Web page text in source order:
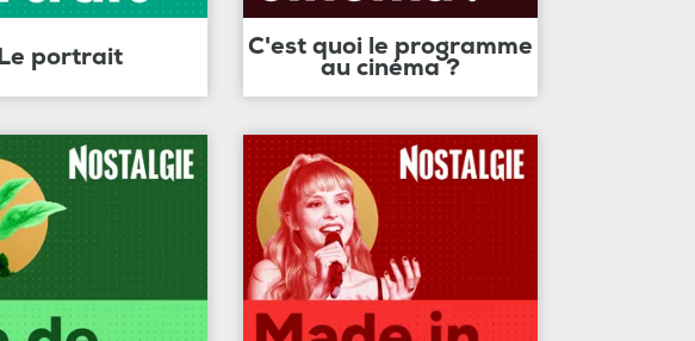
portrait C'est quoi le programme
au cinéma ?